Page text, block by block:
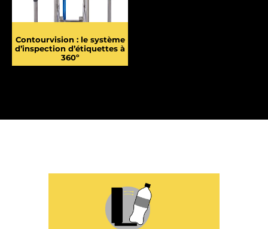
Contourvision : le système
d’inspection d’étiquettes à
360º